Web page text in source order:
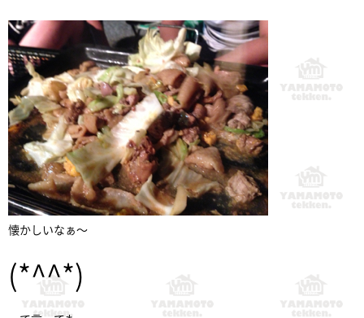
懐かしいなぁ〜
(*^^*)